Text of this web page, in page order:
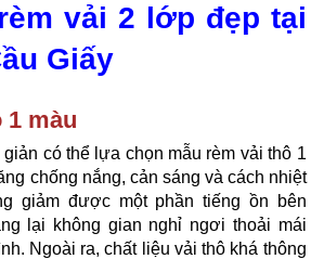
vải 2 lớp đẹp tại
Giấy
1 màu
có thể lựa chọn mẫu rèm vải thô 1
chống nắng, cản sáng và cách nhiệt
giảm được một phần tiếng ồn bên
lại không gian nghỉ ngơi thoải mái
Ngoài ra, chất liệu vải thô khá thông